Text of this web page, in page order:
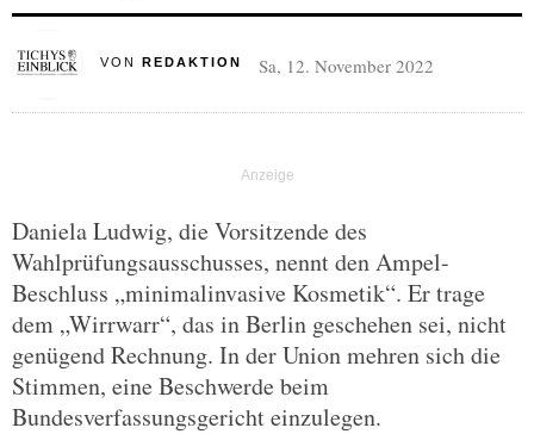
VON REDAKTION Sa, 12. November 2022
Daniela Ludwig, die Vorsitzende des
Wahlprüfungsausschusses, nennt den Ampel-
Beschluss „minimalinvasive Kosmetik“. Er trage
dem „Wirrwarr“, das in Berlin geschehen sei, nicht
genügend Rechnung. In der Union mehren sich die
Stimmen, eine Beschwerde beim
Bundesverfassungsgericht einzulegen.